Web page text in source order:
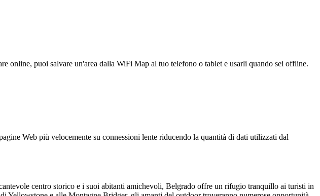
online, puoi salvare un'area dalla WiFi Map al tuo telefono o tablet e usarli quando sei offline.
Web più velocemente su connessioni lente riducendo la quantità di dati utilizzati dal
centro storico e i suoi abitanti amichevoli, Belgrado offre un rifugio tranquillo ai turisti in